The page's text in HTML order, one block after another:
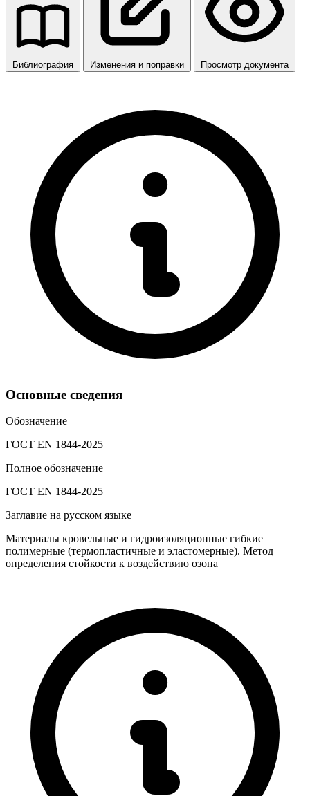
Библиография Изменения и поправки Просмотр документа
Основные сведения
Обозначение
ГОСТ EN 1844-2025
Полное обозначение
ГОСТ EN 1844-2025
Заглавие на русском языке
Материалы кровельные и гидроизоляционные гибкие
полимерные (термопластичные и эластомерные). Метод
определения стойкости к воздействию озона